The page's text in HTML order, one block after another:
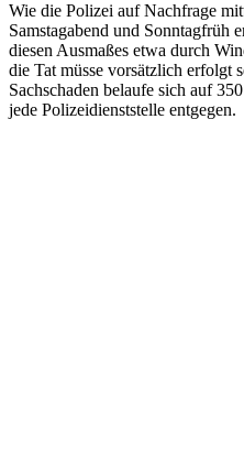
Wie die Polizei auf Nachfrage
Samstagabend und Sonntagfrüh
diesen Ausmaßes etwa durch
die Tat müsse vorsätzlich erfolgt
Sachschaden belaufe sich auf
jede Polizeidienststelle entgegen.